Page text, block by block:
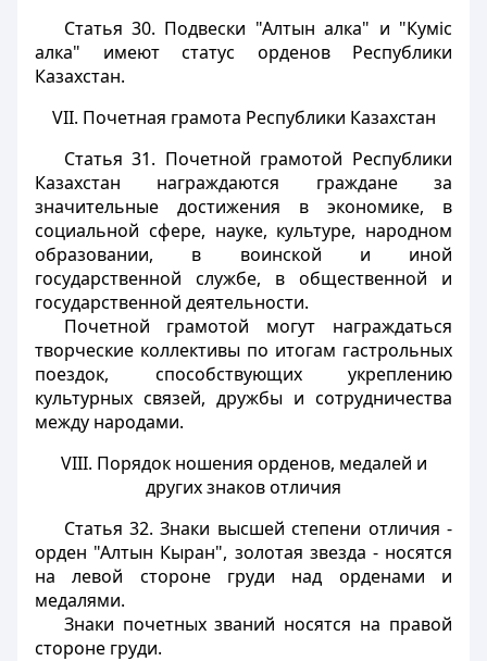
Статья 30. Подвески "Алтын алка" и "Кумiс
алка" имеют статус орденов Республики
Казахстан.
VII. Почетная грамота Республики Казахстан
Статья 31. Почетной грамотой Республики
Казахстан награждаются граждане за
значительные достижения в экономике, в
социальной сфере, науке, культуре, народном
образовании, в воинской и иной
государственной службе, в общественной и
государственной деятельности.
Почетной грамотой могут награждаться
творческие коллективы по итогам гастрольных
поездок, способствующих укреплению
культурных связей, дружбы и сотрудничества
между народами.
VIII. Порядок ношения орденов, медалей и
других знаков отличия
Статья 32. Знаки высшей степени отличия -
орден "Алтын Кыран", золотая звезда - носятся
на левой стороне груди над орденами и
медалями.
Знаки почетных званий носятся на правой
стороне груди.